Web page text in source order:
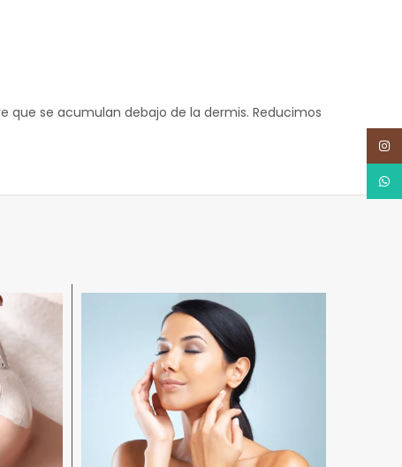
que se acumulan debajo de la dermis. Reducimos